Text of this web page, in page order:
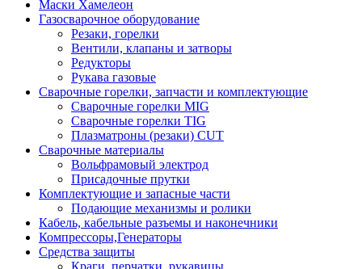
Маски Хамелеон
Газосварочное оборудование
Резаки, горелки
Вентили, клапаны и затворы
Редукторы
Рукава газовые
Сварочные горелки, запчасти и комплектующие
Сварочные горелки MIG
Сварочные горелки TIG
Плазматроны (резаки) CUT
Сварочные материалы
Вольфрамовый электрод
Присадочные прутки
Комплектующие и запасные части
Подающие механизмы и ролики
Кабель, кабельные разъемы и наконечники
Компрессоры,Генераторы
Средства защиты